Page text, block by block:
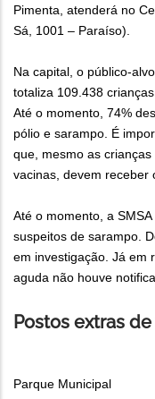
Pimenta, atenderá no
Sá, 1001 – Paraíso).
Na capital, o público-
totaliza 109.438
Até o momento, 74%
pólio e sarampo. É
que, mesmo as
vacinas, devem receber
Até o momento, a
suspeitos de sarampo.
em investigação. Já em
aguda não houve
Postos extras
Parque Municipal